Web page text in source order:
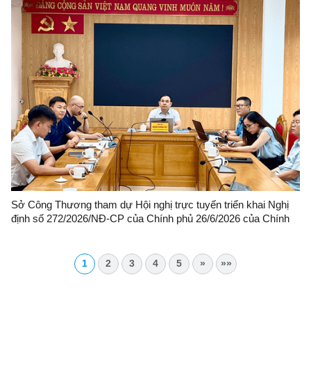
Sở Công Thương tham dự Hội nghị trực tuyến triển khai Nghị
định số 272/2026/NĐ-CP của Chính phủ 26/6/2026 của Chính
1 2 3 4 5 » »»